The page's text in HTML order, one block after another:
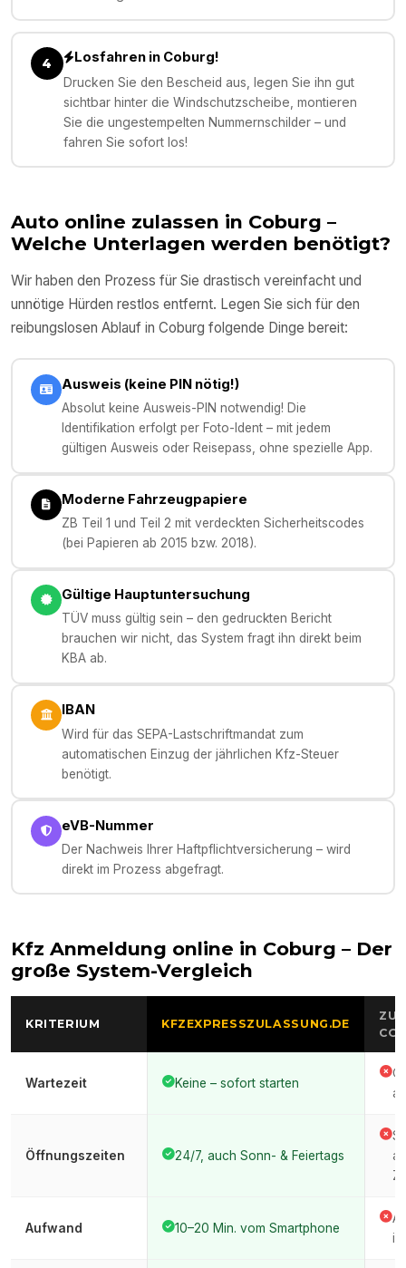
4 Losfahren in Coburg!
Drucken Sie den Bescheid aus, legen Sie ihn gut
sichtbar hinter die Windschutzscheibe, montieren
Sie die ungestempelten Nummernschilder – und
fahren Sie sofort los!
Auto online zulassen in Coburg –
Welche Unterlagen werden benötigt?
Wir haben den Prozess für Sie drastisch vereinfacht und
unnötige Hürden restlos entfernt. Legen Sie sich für den
reibungslosen Ablauf in Coburg folgende Dinge bereit:
Ausweis (keine PIN nötig!)
Absolut keine Ausweis-PIN notwendig! Die
Identifikation erfolgt per Foto-Ident – mit jedem
gültigen Ausweis oder Reisepass, ohne spezielle App.
Moderne Fahrzeugpapiere
ZB Teil 1 und Teil 2 mit verdeckten Sicherheitscodes
(bei Papieren ab 2015 bzw. 2018).
Gültige Hauptuntersuchung
TÜV muss gültig sein – den gedruckten Bericht
brauchen wir nicht, das System fragt ihn direkt beim
KBA ab.
IBAN
Wird für das SEPA-Lastschriftmandat zum
automatischen Einzug der jährlichen Kfz-Steuer
benötigt.
eVB-Nummer
Der Nachweis Ihrer Haftpflichtversicherung – wird
direkt im Prozess abgefragt.
Kfz Anmeldung online in Coburg – Der
große System-Vergleich
KRITERIUM KFZEXPRESSZULASSUNG.DE
Wartezeit Keine – sofort starten
Öffnungszeiten 24/7, auch Sonn- & Feiertags
Aufwand 10–20 Min. vom Smartphone